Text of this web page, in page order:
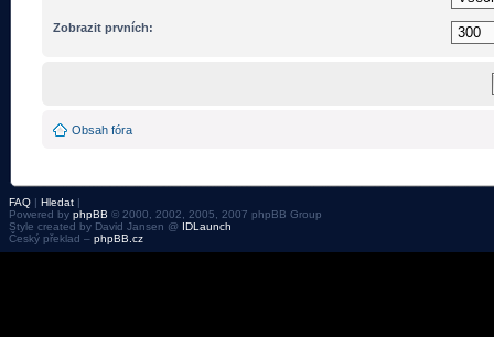
Zobrazit prvních:
Obsah fóra
FAQ | Hledat |
Powered by phpBB © 2000, 2002, 2005, 2007 phpBB Group
Style created by David Jansen @ IDLaunch
Český překlad – phpBB.cz